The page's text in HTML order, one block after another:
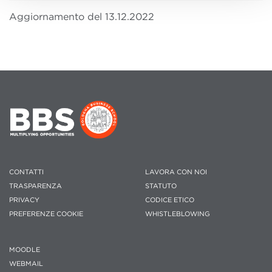
Aggiornamento del 13.12.2022
CONTATTI
TRASPARENZA
PRIVACY
PREFERENZE COOKIE
LAVORA CON NOI
STATUTO
CODICE ETICO
WHISTLEBLOWING
MOODLE
WEBMAIL